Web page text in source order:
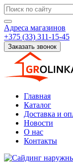
Адреса магазинов
+375 (33) 311-15-45
Заказать звонок
Главная
Каталог
Доставка и
Новости
О нас
Контакты